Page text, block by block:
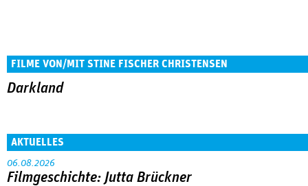
FILME VON/MIT STINE ­FISCHER CHRISTENSEN
Darkland
AKTUELLES
06.08.2026
Filmgeschichte: Jutta Brückner